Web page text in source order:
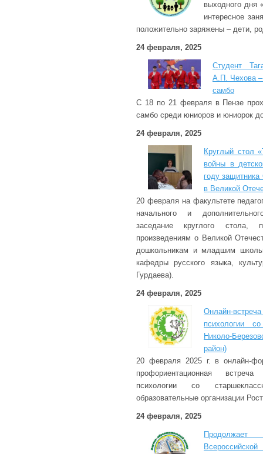
выходного дня
интересное
положительно заряжены – дети,
24 февраля, 2025
Студент
А.П. Чехова –
самбо
С 18 по 21 февраля в Пензе
самбо среди юниоров и юниорок
24 февраля, 2025
Круглый стол
войны в
году
в Великой
20 февраля на факультете
начального и
заседание круглого стола,
произведениям о Великой
дошкольникам и младшим
кафедры русского языка,
Гурдаева).
24 февраля, 2025
Онлайн-
психологии
Николо-
район)
20 февраля 2025 г. в онлайн-
профориентационная
психологии со
образовательные организации
24 февраля, 2025